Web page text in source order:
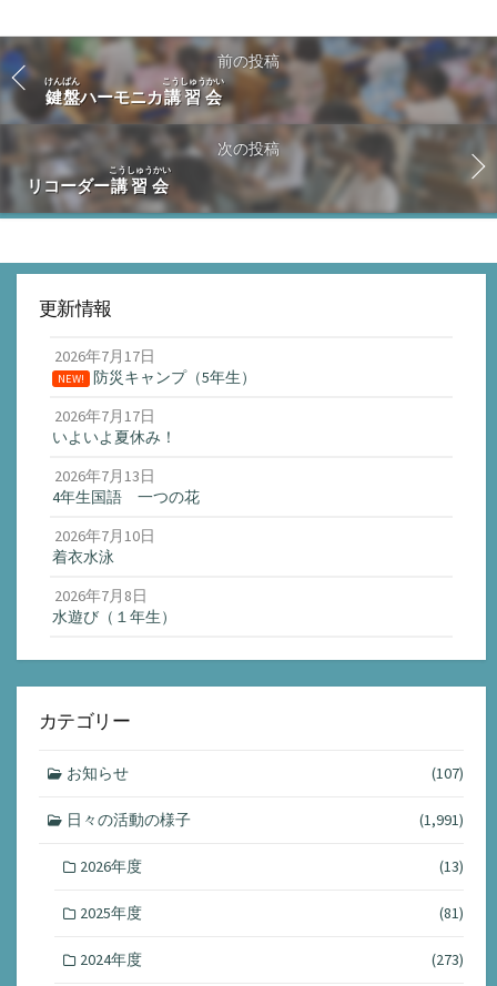
前の投稿
鍵盤
けんばん
ハーモニカ講習会
こうしゅうかい
次の投稿
リコーダー講習会
こうしゅうかい
更新情報
2026年7月17日
NEW!
防災キャンプ（5年生）
2026年7月17日
いよいよ夏休み！
2026年7月13日
4年生国語 一つの花
2026年7月10日
着衣水泳
2026年7月8日
水遊び（１年生）
カテゴリー
お知らせ (107)
日々の活動の様子 (1,991)
2026年度 (13)
2025年度 (81)
2024年度 (273)